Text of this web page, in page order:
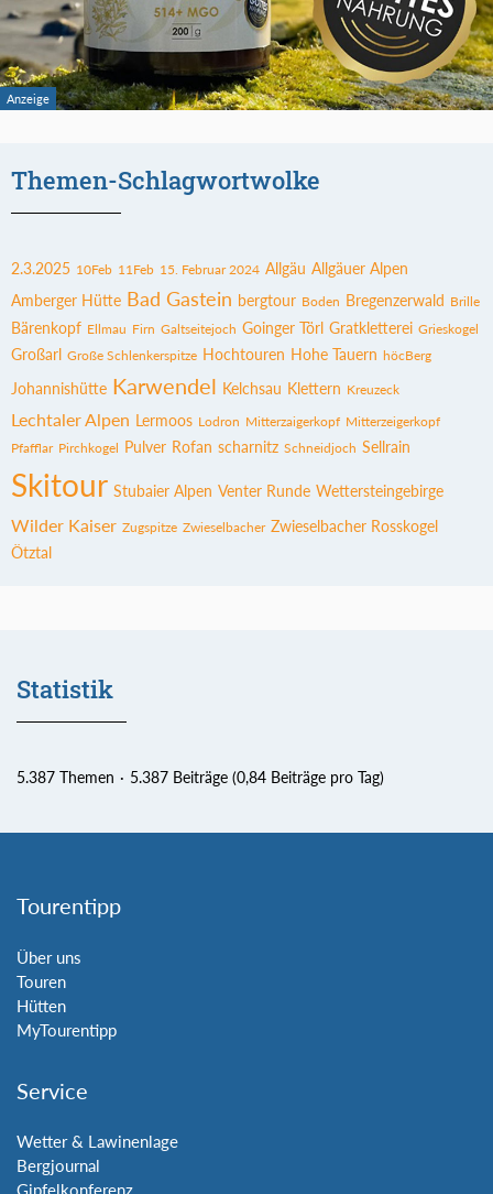
Themen-Schlagwortwolke
2.3.2025 10Feb 11Feb 15. Februar 2024 Allgäu Allgäuer Alpen
Amberger Hütte Bad Gastein bergtour Boden Bregenzerwald Brille
Bärenkopf Ellmau Firn Galtseitejoch Goinger Törl Gratkletterei Grieskogel
Großarl Große Schlenkerspitze Hochtouren Hohe Tauern höcBerg
Johannishütte Karwendel Kelchsau Klettern Kreuzeck
Lechtaler Alpen Lermoos Lodron Mitterzaigerkopf Mitterzeigerkopf
Pfafflar Pirchkogel Pulver Rofan scharnitz Schneidjoch Sellrain
Skitour Stubaier Alpen Venter Runde Wettersteingebirge
Wilder Kaiser Zugspitze Zwieselbacher Zwieselbacher Rosskogel
Ötztal
Statistik
5.387 Themen 5.387 Beiträge (0,84 Beiträge pro Tag)
Tourentipp
Über uns
Touren
Hütten
MyTourentipp
Service
Wetter & Lawinenlage
Bergjournal
Gipfelkonferenz